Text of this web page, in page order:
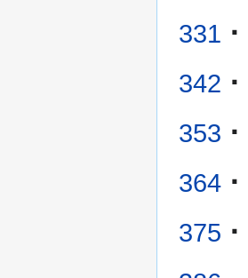
331 ·
342 ·
353 ·
364 ·
375 ·